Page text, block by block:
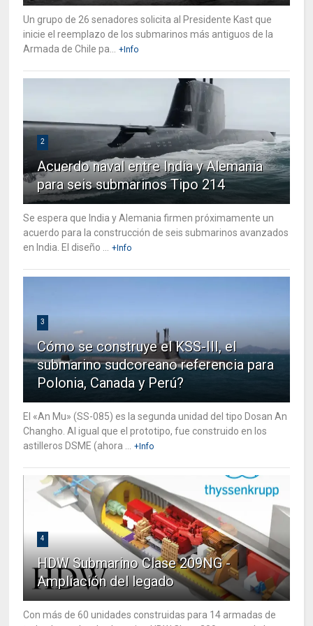
Un grupo de 26 senadores solicita al Presidente Kast que
inicie el reemplazo de los submarinos más antiguos de la
Armada de Chile pa...
+Info
2
Acuerdo naval entre India y Alemania
para seis submarinos Tipo 214
Se espera que India y Alemania firmen próximamente un
acuerdo para la construcción de seis submarinos avanzados
en India. El diseño ...
+Info
3
Cómo se construye el KSS-III, el
submarino sudcoreano referencia para
Polonia, Canada y Perú?
El «An Mu» (SS-085) es la segunda unidad del tipo Dosan An
Changho. Al igual que el prototipo, fue construido en los
astilleros DSME (ahora ...
+Info
4
HDW Submarino Clase 209NG -
Ampliación del legado
Con más de 60 unidades construidas para 14 armadas de